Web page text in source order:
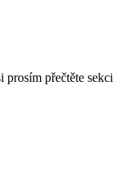
přečtěte sekci